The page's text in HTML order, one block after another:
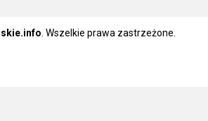
. Wszelkie prawa zastrzeżone.